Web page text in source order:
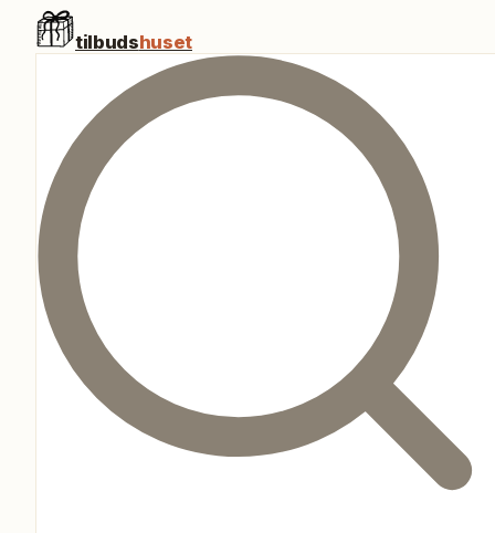
tilbudshuset